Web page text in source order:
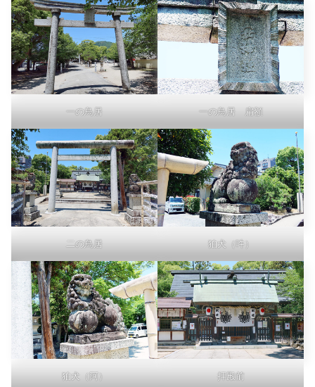
一の鳥居 一の鳥居 扁額
二の鳥居 狛犬（吽）
狛犬（阿） 拝殿前